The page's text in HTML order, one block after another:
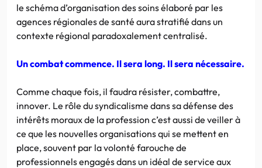
le schéma d’organisation des soins élaboré par les
agences régionales de santé aura stratifié dans un
contexte régional paradoxalement centralisé.
Un combat commence. Il sera long. Il sera nécessaire.
Comme chaque fois, il faudra résister, combattre,
innover. Le rôle du syndicalisme dans sa défense des
intérêts moraux de la profession c’est aussi de veiller à
ce que les nouvelles organisations qui se mettent en
place, souvent par la volonté farouche de
professionnels engagés dans un idéal de service aux